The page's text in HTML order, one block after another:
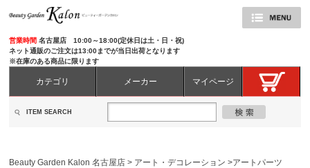
営業時間名古屋店 10:00～18:00(定休日は土・日・祝)
ネット通販のご注文は13:00までが当日出荷となります
※在庫のある商品に限ります
カテゴリ メーカー マイページ
ITEM SEARCH
Beauty Garden Kalon 名古屋店 > アート・デコレーション >アートパーツ